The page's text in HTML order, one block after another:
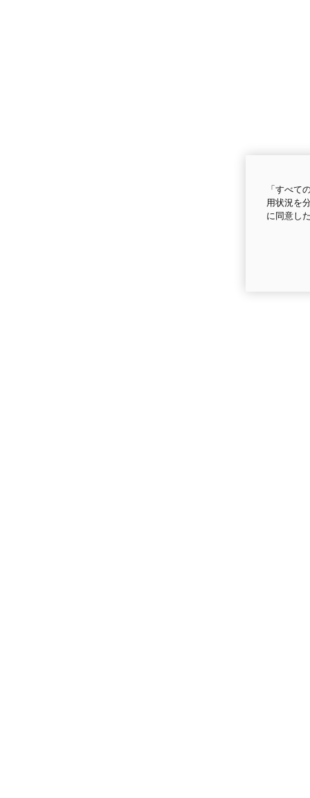
「すべて
用状況を
に同意し